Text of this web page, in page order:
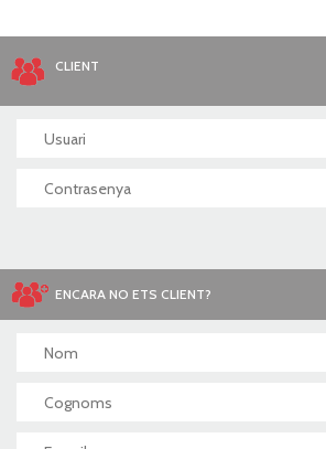
CLIENT
ENCARA NO ETS CLIENT?